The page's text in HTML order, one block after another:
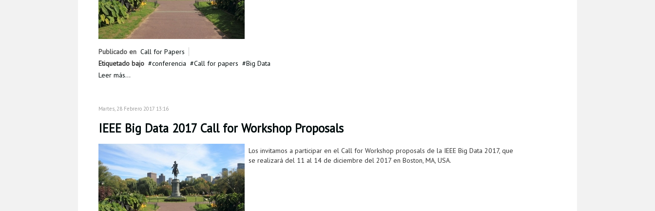
Publicado en Call for Papers
Etiquetado bajo
conferencia Call for papers
Big Data
Leer más...
Martes, 28 Febrero 2017 13:16
IEEE Big Data 2017 Call for Workshop Proposals
Los invitamos a participar en el Call for Workshop proposals de la IEEE Big Data 2017, que
se realizará del 11 al 14 de diciembre del 2017 en Boston, MA, USA.